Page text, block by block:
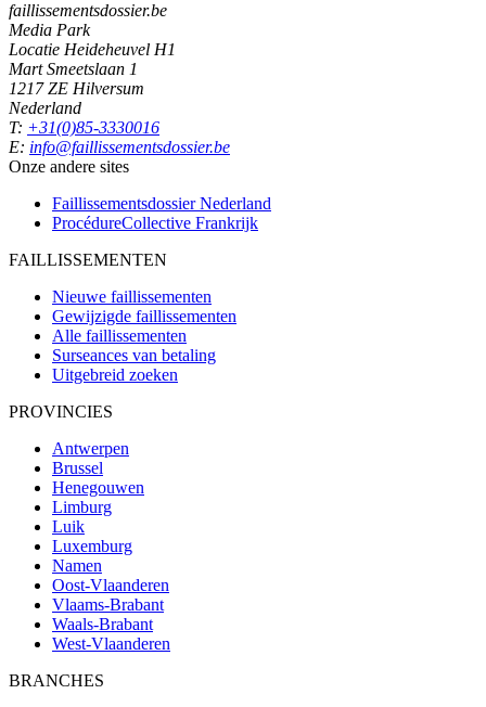
faillissementsdossier.be
Media Park
Locatie Heideheuvel H1
Mart Smeetslaan 1
1217 ZE Hilversum
Nederland
T: +31(0)85-3330016
E: info@faillissementsdossier.be
Onze andere sites
Faillissementsdossier Nederland
ProcédureCollective Frankrijk
FAILLISSEMENTEN
Nieuwe faillissementen
Gewijzigde faillissementen
Alle faillissementen
Surseances van betaling
Uitgebreid zoeken
PROVINCIES
Antwerpen
Brussel
Henegouwen
Limburg
Luik
Luxemburg
Namen
Oost-Vlaanderen
Vlaams-Brabant
Waals-Brabant
West-Vlaanderen
BRANCHES